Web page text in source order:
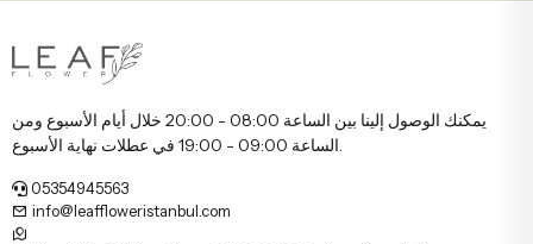
يمكنك الوصول إلينا بين الساعة 08:00 - 20:00 خلال أيام الأسبوع ومن
الساعة 09:00 - 19:00 في عطلات نهاية الأسبوع.
05354945563
info@leaffloweristanbul.com